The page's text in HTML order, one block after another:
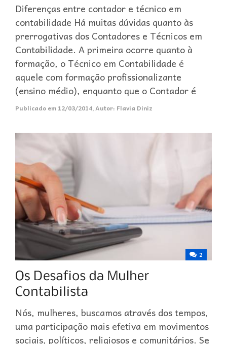
Diferenças entre contador e técnico em
contabilidade Há muitas dúvidas quanto às
prerrogativas dos Contadores e Técnicos em
Contabilidade. A primeira ocorre quanto à
formação, o Técnico em Contabilidade é
aquele com formação profissionalizante
(ensino médio), enquanto que o Contador é
Publicado em 12/03/2014,Autor: Flavia Diniz
2
Nós, mulheres, buscamos através dos tempos,
uma participação mais efetiva em movimentos
sociais, políticos, religiosos e comunitários. Se